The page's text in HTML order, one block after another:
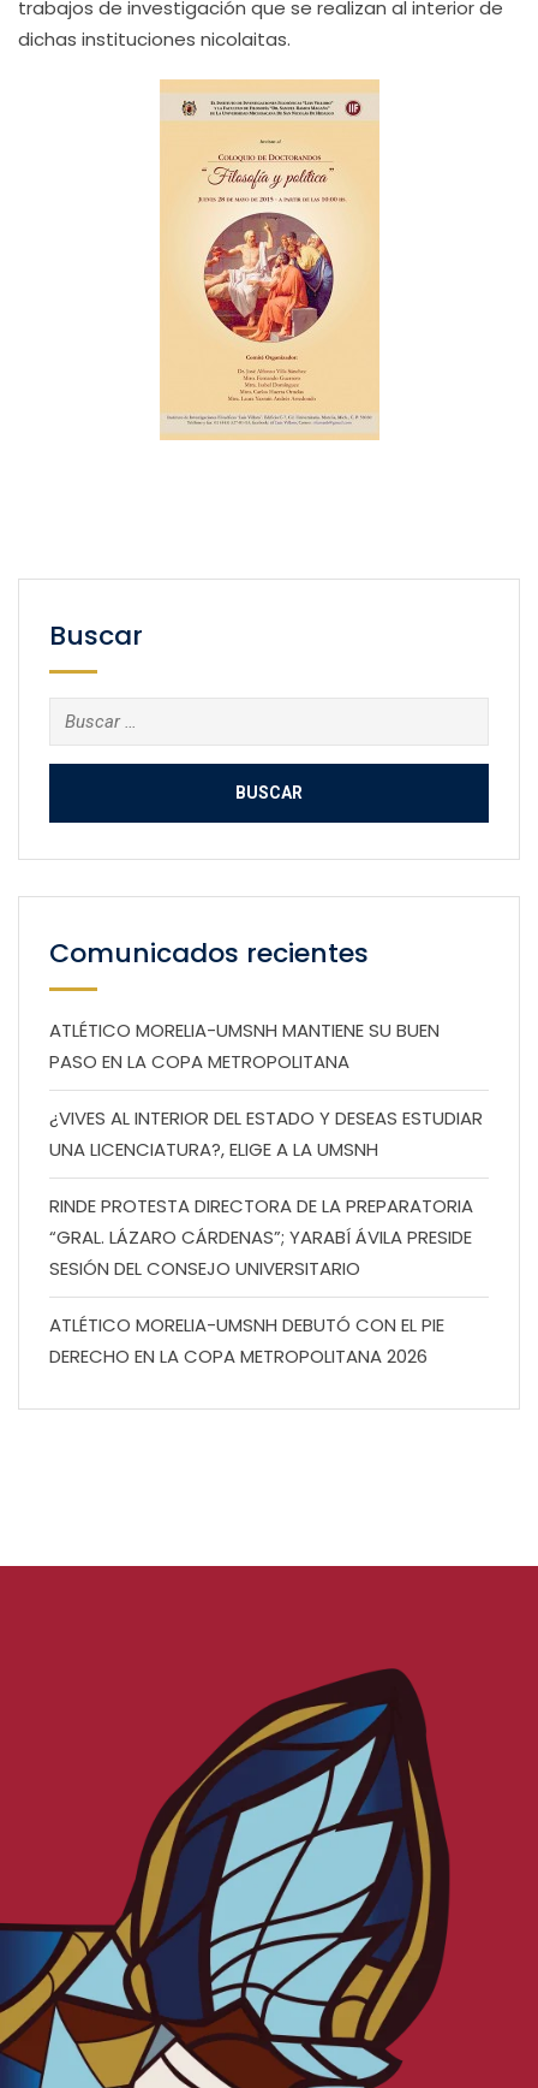
trabajos de investigación que se realizan al interior de
dichas instituciones nicolaitas.
Buscar
Buscar:
Comunicados recientes
ATLÉTICO MORELIA-UMSNH MANTIENE SU BUEN
PASO EN LA COPA METROPOLITANA
¿VIVES AL INTERIOR DEL ESTADO Y DESEAS ESTUDIAR
UNA LICENCIATURA?, ELIGE A LA UMSNH
RINDE PROTESTA DIRECTORA DE LA PREPARATORIA
“GRAL. LÁZARO CÁRDENAS”; YARABÍ ÁVILA PRESIDE
SESIÓN DEL CONSEJO UNIVERSITARIO
ATLÉTICO MORELIA-UMSNH DEBUTÓ CON EL PIE
DERECHO EN LA COPA METROPOLITANA 2026